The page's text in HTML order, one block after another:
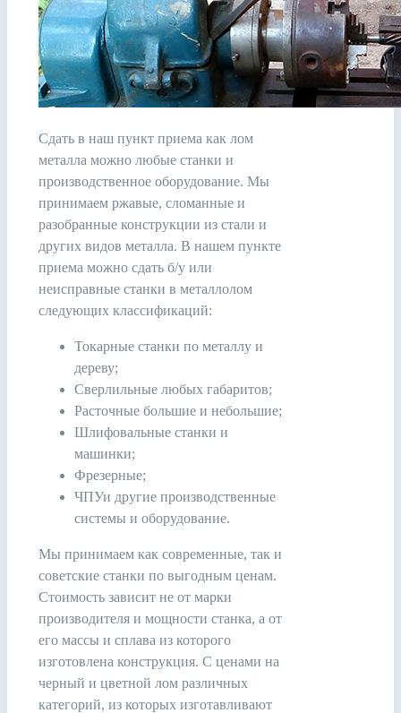
Сдать в наш пункт приема как лом
металла можно любые станки и
производственное оборудование. Мы
принимаем ржавые, сломанные и
разобранные конструкции из стали и
других видов металла. В нашем пункте
приема можно сдать б/у или
неисправные станки в металлолом
следующих классификаций:
Токарные станки по металлу и
дереву;
Сверлильные любых габаритов;
Расточные большие и небольшие;
Шлифовальные станки и
машинки;
Фрезерные;
ЧПУи другие производственные
системы и оборудование.
Мы принимаем как современные, так и
советские станки по выгодным ценам.
Стоимость зависит не от марки
производителя и мощности станка, а от
его массы и сплава из которого
изготовлена конструкция. С ценами на
черный и цветной лом различных
категорий, из которых изготавливают